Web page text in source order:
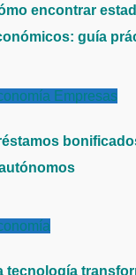
encontrar
guía
Empresas
tecnología